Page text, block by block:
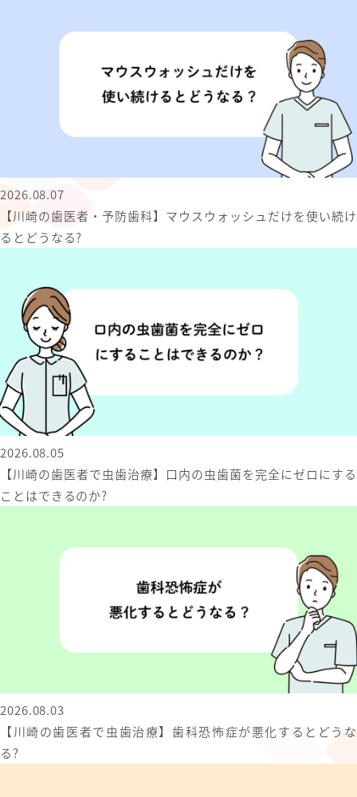
2026.08.07
【川崎の歯医者・予防歯科】マウスウォッシュだけを使い続け
るとどうなる?
2026.08.05
【川崎の歯医者で虫歯治療】口内の虫歯菌を完全にゼロにする
ことはできるのか?
2026.08.03
【川崎の歯医者で虫歯治療】歯科恐怖症が悪化するとどうな
る?